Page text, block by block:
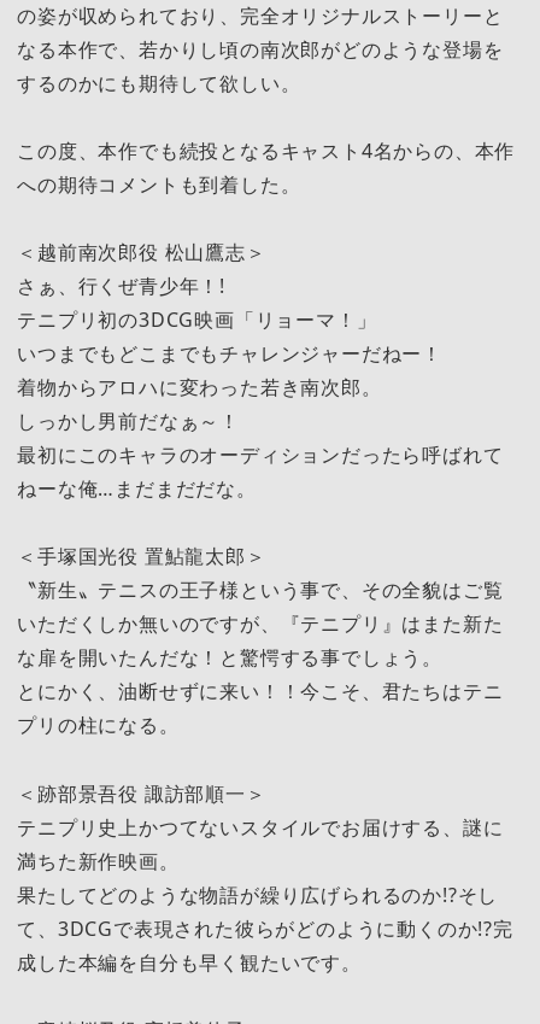
の姿が収められており、完全オリジナルストーリーと
なる本作で、若かりし頃の南次郎がどのような登場を
するのかにも期待して欲しい。
この度、本作でも続投となるキャスト4名からの、本作
への期待コメントも到着した。
＜越前南次郎役 松山鷹志＞
さぁ、行くぜ青少年！!
テニプリ初の3DCG映画「リョーマ！」
いつまでもどこまでもチャレンジャーだねー！
着物からアロハに変わった若き南次郎。
しっかし男前だなぁ～！
最初にこのキャラのオーディションだったら呼ばれて
ねーな俺…まだまだだな。
＜手塚国光役 置鮎龍太郎＞
〝新生〟テニスの王子様という事で、その全貌はご覧
いただくしか無いのですが、『テニプリ』はまた新た
な扉を開いたんだな！と驚愕する事でしょう。
とにかく、油断せずに来い！！今こそ、君たちはテニ
プリの柱になる。
＜跡部景吾役 諏訪部順一＞
テニプリ史上かつてないスタイルでお届けする、謎に
満ちた新作映画。
果たしてどのような物語が繰り広げられるのか!?そし
て、3DCGで表現された彼らがどのように動くのか!?完
成した本編を自分も早く観たいです。